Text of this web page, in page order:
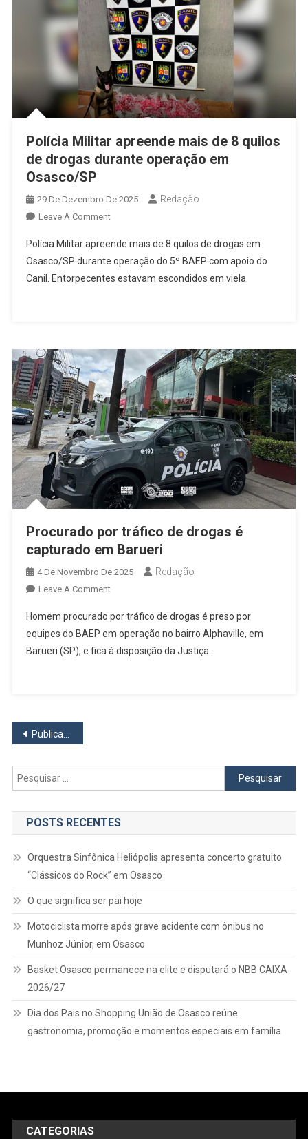
Polícia Militar apreende mais de 8 quilos
de drogas durante operação em
Osasco/SP
29 De Dezembro De 2025 Redação
Leave A CommentOn
Militar
Apreende
Mais
Drogas
Durante
Operação
Em
Osasco/SP
Polícia Militar apreende mais de 8 quilos de drogas em
Osasco/SP durante operação do 5º BAEP com apoio do
Canil. Entorpecentes estavam escondidos em viela.
Procurado por tráfico de drogas é
capturado em Barueri
4 De Novembro De 2025 Redação
Leave A CommentOn
Por
Tráfico
De
Homem procurado por tráfico de drogas é preso por
equipes do BAEP em operação no bairro Alphaville, em
Barueri (SP), e fica à disposição da Justiça.
Navegação
por
posts
Publicações mais antigas
Pesquisar
por:
POSTS RECENTES
Orquestra Sinfônica Heliópolis apresenta concerto gratuito
“Clássicos do Rock” em Osasco
O que significa ser pai hoje
Motociclista morre após grave acidente com ônibus no
Munhoz Júnior, em Osasco
Basket Osasco permanece na elite e disputará o NBB CAIXA
2026/27
Dia dos Pais no Shopping União de Osasco reúne
gastronomia, promoção e momentos especiais em família
CATEGORIAS